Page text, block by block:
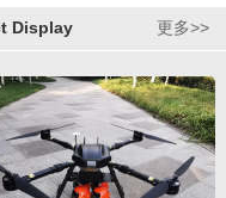
，严格的检验标准
Display 更多>>